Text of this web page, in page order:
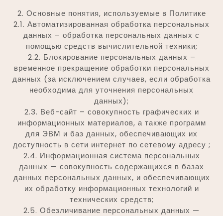
2. Основные понятия, используемые в Политике
2.1. Автоматизированная обработка персональных
данных – обработка персональных данных с
помощью средств вычислительной техники;
2.2. Блокирование персональных данных –
временное прекращение обработки персональных
данных (за исключением случаев, если обработка
необходима для уточнения персональных
данных);
2.3. Веб-сайт – совокупность графических и
информационных материалов, а также программ
для ЭВМ и баз данных, обеспечивающих их
доступность в сети интернет по сетевому адресу ;
2.4. Информационная система персональных
данных — совокупность содержащихся в базах
данных персональных данных, и обеспечивающих
их обработку информационных технологий и
технических средств;
2.5. Обезличивание персональных данных —